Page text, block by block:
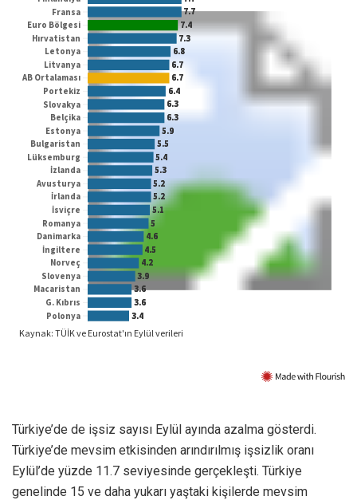
Türkiye’de de işsiz sayısı Eylül ayında azalma gösterdi.
Türkiye’de mevsim etkisinden arındırılmış işsizlik oranı
Eylül’de yüzde 11.7 seviyesinde gerçekleşti. Türkiye
genelinde 15 ve daha yukarı yaştaki kişilerde mevsim